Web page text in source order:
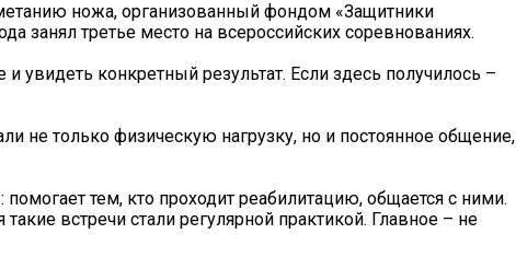
ножа, организованный фондом «Защитники
занял третье место на всероссийских соревнованиях.
увидеть конкретный результат. Если здесь получилось –
не только физическую нагрузку, но и постоянное общение,
тем, кто проходит реабилитацию, общается с ними.
встречи стали регулярной практикой. Главное – не